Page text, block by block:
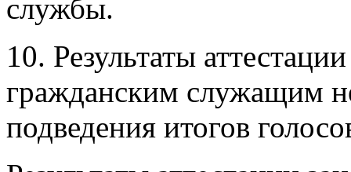
службы.
10. Результаты
гражданским служащим
подведения итогов